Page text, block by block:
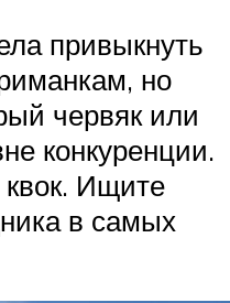
привыкнуть
но
червяк или
конкуренции.
Ищите
в самых